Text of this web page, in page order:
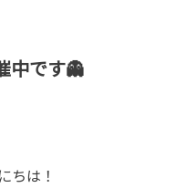
中です👻
ちは！